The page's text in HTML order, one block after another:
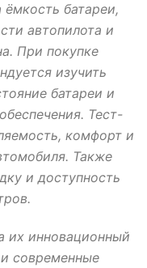
батареи,
автопилота и
При покупке
изучить
батареи и
Тест-
комфорт и
Также
и доступность
их инновационный
современные